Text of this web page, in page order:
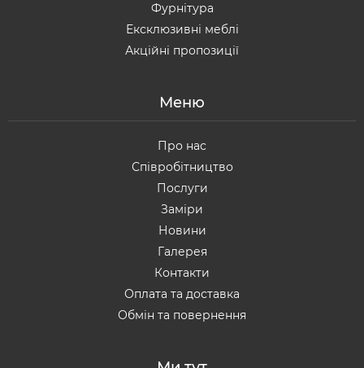
Фурнітура
Ексклюзивні меблі
Акційні пропозиції
Меню
Про нас
Співробітництво
Послуги
Заміри
Новини
Галерея
Контакти
Оплата та доставка
Обмін та повернення